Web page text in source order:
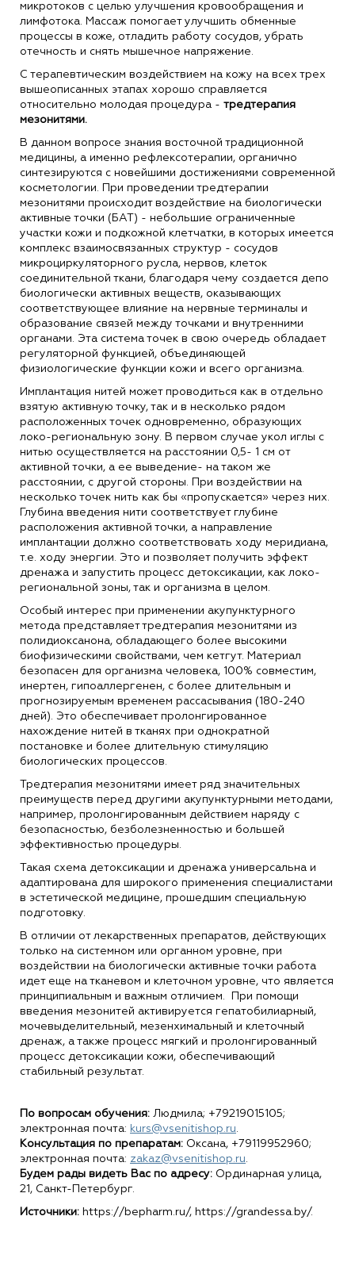
микротоков с целью улучшения кровообращения и
лимфотока. Массаж помогает улучшить обменные
процессы в коже, отладить работу сосудов, убрать
отечность и снять мышечное напряжение.
С терапевтическим воздействием на кожу на всех трех
вышеописанных этапах хорошо справляется
относительно молодая процедура - тредтерапия
мезонитями.
В данном вопросе знания восточной традиционной
медицины, а именно рефлексотерапии, органично
синтезируются с новейшими достижениями современной
косметологии. При проведении тредтерапии
мезонитями происходит воздействие на биологически
активные точки (БАТ) - небольшие ограниченные
участки кожи и подкожной клетчатки, в которых имеется
комплекс взаимосвязанных структур - сосудов
микроциркуляторного русла, нервов, клеток
соединительной ткани, благодаря чему создается депо
биологически активных веществ, оказывающих
соответствующее влияние на нервные терминалы и
образование связей между точками и внутренними
органами. Эта система точек в свою очередь обладает
регуляторной функцией, объединяющей
физиологические функции кожи и всего организма.
Имплантация нитей может проводиться как в отдельно
взятую активную точку, так и в несколько рядом
расположенных точек одновременно, образующих
локо-региональную зону. В первом случае укол иглы с
нитью осуществляется на расстоянии 0,5- 1 см от
активной точки, а ее выведение- на таком же
расстоянии, с другой стороны. При воздействии на
несколько точек нить как бы «пропускается» через них.
Глубина введения нити соответствует глубине
расположения активной точки, а направление
имплантации должно соответствовать ходу меридиана,
т.е. ходу энергии. Это и позволяет получить эффект
дренажа и запустить процесс детоксикации, как локо-
региональной зоны, так и организма в целом.
Особый интерес при применении акупунктурного
метода представляет тредтерапия мезонитями из
полидиоксанона, обладающего более высокими
биофизическими свойствами, чем кетгут. Материал
безопасен для организма человека, 100% совместим,
инертен, гипоаллергенен, с более длительным и
прогнозируемым временем рассасывания (180-240
дней). Это обеспечивает пролонгированное
нахождение нитей в тканях при однократной
постановке и более длительную стимуляцию
биологических процессов.
Тредтерапия мезонитями имеет ряд значительных
преимуществ перед другими акупунктурными методами,
например, пролонгированным действием наряду с
безопасностью, безболезненностью и большей
эффективностью процедуры.
Такая схема детоксикации и дренажа универсальна и
адаптирована для широкого применения специалистами
в эстетической медицине, прошедшим специальную
подготовку.
В отличии от лекарственных препаратов, действующих
только на системном или органном уровне, при
воздействии на биологически активные точки работа
идет еще на тканевом и клеточном уровне, что является
принципиальным и важным отличием. При помощи
введения мезонитей активируется гепатобилиарный,
мочевыделительный, мезенхимальный и клеточный
дренаж, а также процесс мягкий и пролонгированный
процесс детоксикации кожи, обеспечивающий
стабильный результат.
По вопросам обучения: Людмила; +79219015105;
электронная почта: kurs@vsenitishop.ru.
Консультация по препаратам: Оксана, +79119952960;
электронная почта: zakaz@vsenitishop.ru.
Будем рады видеть Вас по адресу: Ординарная улица,
21, Санкт-Петербург.
Источники: https://bepharm.ru/, https://grandessa.by/.